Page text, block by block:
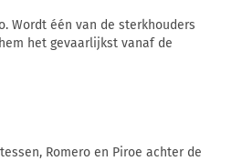
Wordt één van de sterkhouders
het gevaarlijkst vanaf de
Romero en Piroe achter de